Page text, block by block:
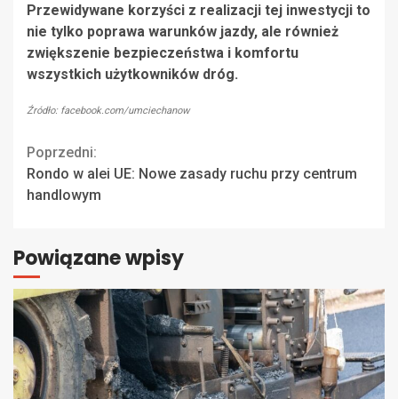
Przewidywane korzyści z realizacji tej inwestycji to
nie tylko poprawa warunków jazdy, ale również
zwiększenie bezpieczeństwa i komfortu
wszystkich użytkowników dróg.
Źródło: facebook.com/umciechanow
Continue
Reading
Poprzedni:
Rondo w alei UE: Nowe zasady ruchu przy centrum
handlowym
Powiązane wpisy